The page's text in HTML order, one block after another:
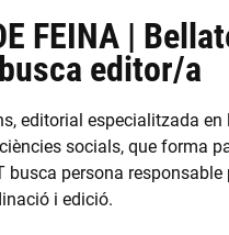
FEINA |
editor/a
editorial especialitzada en
socials, que forma
busca persona responsable
i edició.